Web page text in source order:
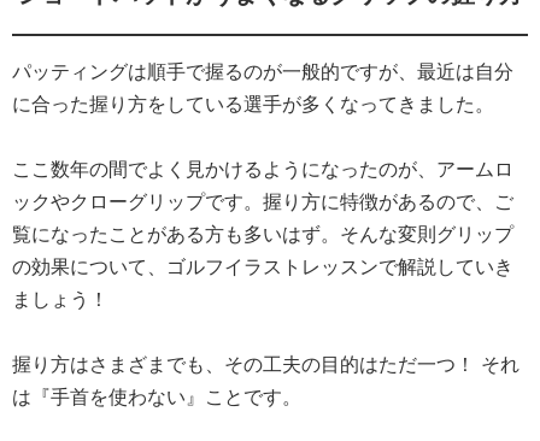
パッティングは順手で握るのが一般的ですが、最近は自分
に合った握り方をしている選手が多くなってきました。
ここ数年の間でよく見かけるようになったのが、アームロ
ックやクローグリップです。握り方に特徴があるので、ご
覧になったことがある方も多いはず。そんな変則グリップ
の効果について、ゴルフイラストレッスンで解説していき
ましょう！
握り方はさまざまでも、その工夫の目的はただ一つ！ それ
は『手首を使わない』ことです。